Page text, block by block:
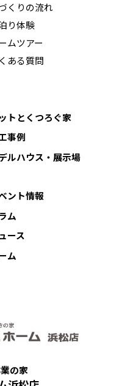
くりの流れ
り体験
ムツアー
ある質問
トとくつろぐ家
事例
ルハウス・展示場
ント情報
ム
ース
ム
の家